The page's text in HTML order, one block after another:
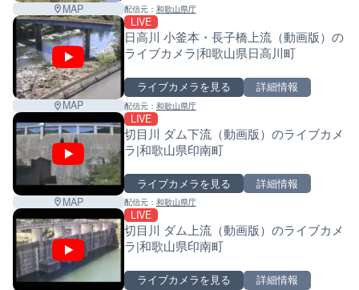
MAP 配信元： 和歌山県庁
MAP
LIVE
日高川 小釜本・長子橋上流（動画版）の
ライブカメラ|和歌山県日高川町
ライブカメラを見る 詳細情報
配信元： 和歌山県庁
MAP
LIVE
切目川 ダム下流（動画版）のライブカメ
ラ|和歌山県印南町
ライブカメラを見る 詳細情報
配信元： 和歌山県庁
LIVE
切目川 ダム上流（動画版）のライブカメ
ラ|和歌山県印南町
ライブカメラを見る 詳細情報